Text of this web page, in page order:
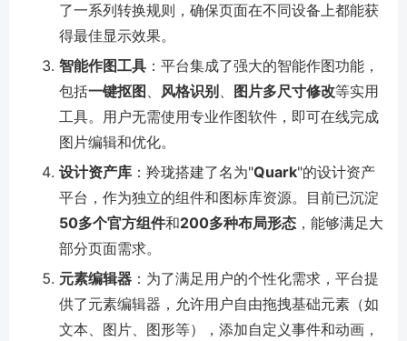
了一系列转换规则，确保页面在不同设备上都能获
得最佳显示效果。
智能作图工具 ：平台集成了强大的智能作图功能，
包括一键抠图 、 风格识别 、 图片多尺寸修改等实用
工具。用户无需使用专业作图软件，即可在线完成
图片编辑和优化。
设计资产库 ：羚珑搭建了名为"Quark"的设计资产
平台，作为独立的组件和图标库资源。目前已沉淀
50多个官方组件和200多种布局形态 ，能够满足大
部分页面需求。
元素编辑器 ：为了满足用户的个性化需求，平台提
供了元素编辑器，允许用户自由拖拽基础元素（如
文本、图片、图形等），添加自定义事件和动画，